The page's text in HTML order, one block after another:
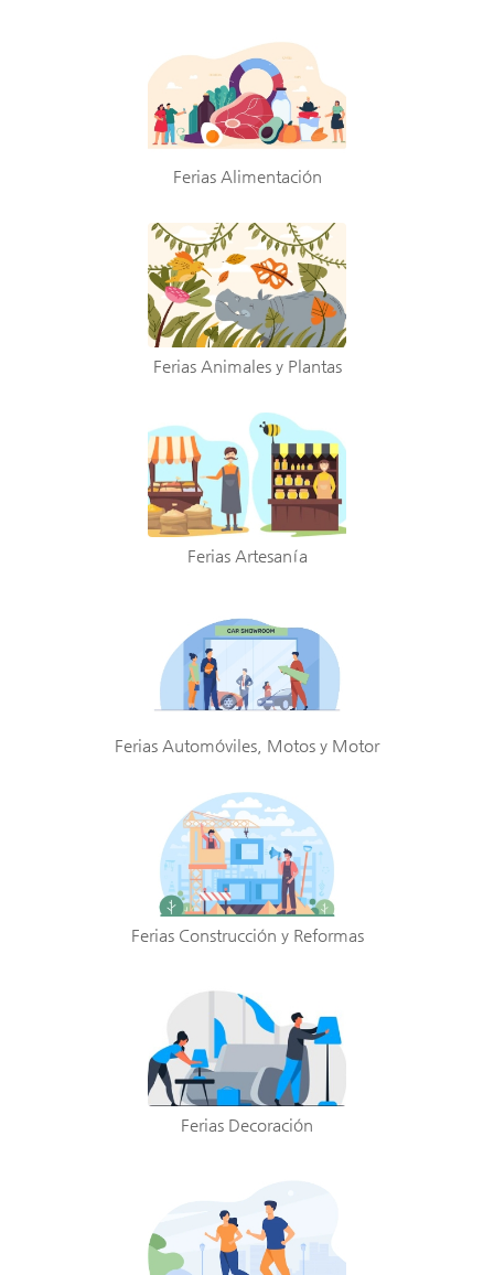
Ferias Alimentación
Ferias Animales y Plantas
Ferias Artesanía
Ferias Automóviles, Motos y Motor
Ferias Construcción y Reformas
Ferias Decoración